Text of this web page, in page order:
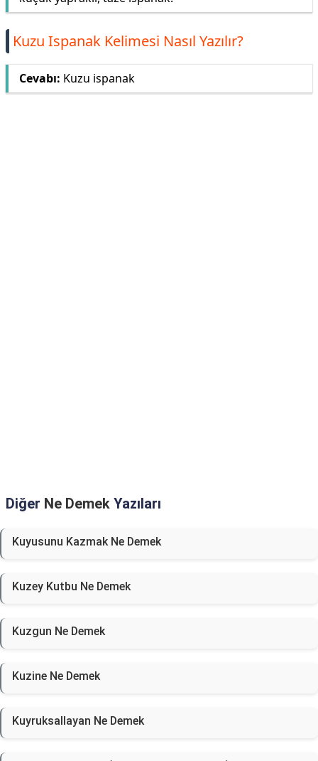
Kuzu Ispanak Kelimesi Nasıl Yazılır?
Cevabı: Kuzu ispanak
Diğer Ne Demek Yazıları
Kuyusunu Kazmak Ne Demek
Kuzey Kutbu Ne Demek
Kuzgun Ne Demek
Kuzine Ne Demek
Kuyruksallayan Ne Demek